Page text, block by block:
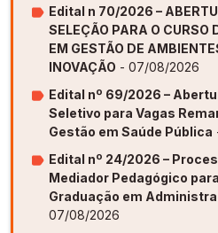
Edital n 70/2026 –
SELEÇÃO PARA O CURSO
EM GESTÃO DE
INOVAÇÃO - 07/08/2026
Edital nº 69/2026 –
Seletivo para Vagas
Gestão em Saúde Pública
Edital nº 24/2026 –
Mediador Pedagógico
Graduação em
07/08/2026